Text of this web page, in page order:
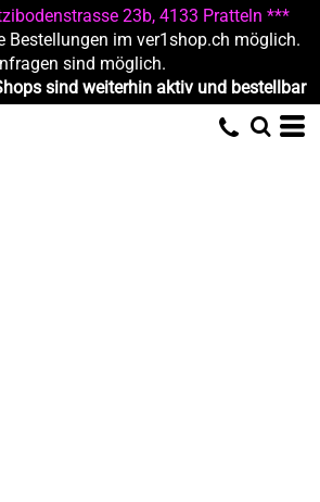
23b, 4133 Pratteln ***
Bestellungen im ver1shop.ch möglich.
sind möglich.
sind weiterhin aktiv und bestellbar